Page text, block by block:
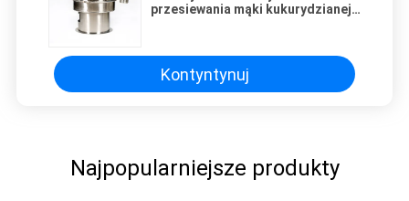
przesiewania mąki kukurydzianej
Kontyntynuj
Najpopularniejsze produkty